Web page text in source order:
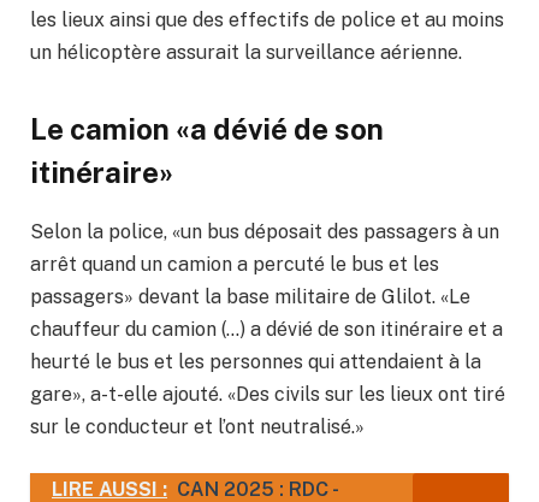
les lieux ainsi que des effectifs de police et au moins
un hélicoptère assurait la surveillance aérienne.
Le camion «a dévié de son
itinéraire»
Selon la police, «un bus déposait des passagers à un
arrêt quand un camion a percuté le bus et les
passagers» devant la base militaire de Glilot. «Le
chauffeur du camion (…) a dévié de son itinéraire et a
heurté le bus et les personnes qui attendaient à la
gare», a-t-elle ajouté. «Des civils sur les lieux ont tiré
sur le conducteur et l’ont neutralisé.»
LIRE AUSSI : CAN 2025 : RDC -